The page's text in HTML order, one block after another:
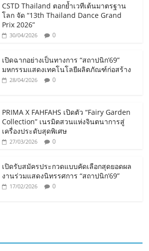
CSTD Thailand ตอกย้ำเวทีเต้นมาตรฐาน
โลก จัด “13th Thailand Dance Grand
Prix 2026”
30/04/2026 0
เปิดฉากอย่างเป็นทางการ “สถาปนิก’69”
มหกรรมแสดงเทคโนโลยีผลิตภัณฑ์ก่อสร้าง
28/04/2026 0
PRIMA X FAHFAHS เปิดตัว “Fairy Garden
Collection” เนรมิตสวนแห่งจินตนาการสู่
เครื่องประดับสุดพิเศษ
27/03/2026 0
เปิดรับสมัครประกวดแบบคัดเลือกสุดยอดผล
งานร่วมแสดงนิทรรศการ “สถาปนิก’69”
17/02/2026 0